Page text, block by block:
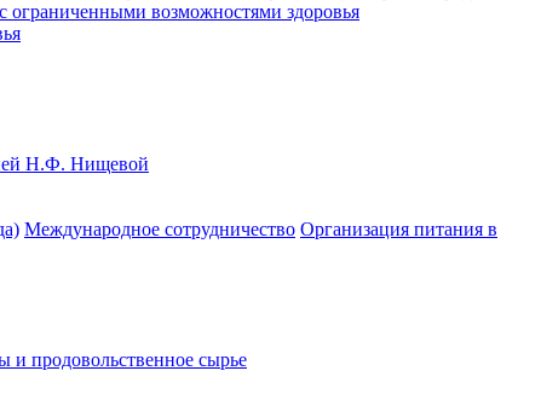
ограниченными возможностями здоровья
Н.Ф. Нищевой
Международное сотрудничество Организация питания в
продовольственное сырье